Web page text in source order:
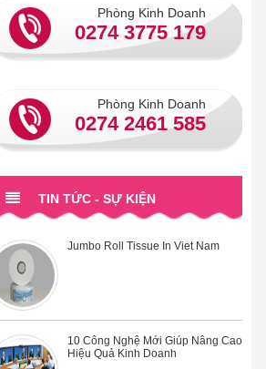
Phòng Kinh Doanh
0274 3775 179
Phòng Kinh Doanh
0274 2461 585
TIN TỨC - SỰ KIỆN
Công Ty TNHH Giấy Cao Phát -